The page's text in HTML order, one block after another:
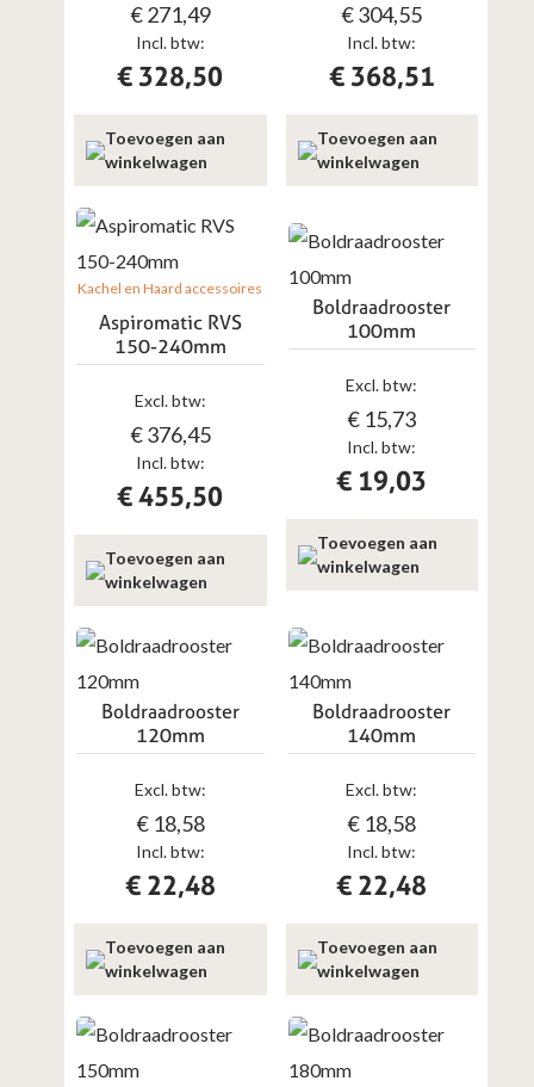
Incl. btw:
€ 328,50
€271,49
Toevoegen aan
winkelwagen
Incl. btw:
€368,51
€304,55
Toevoegen aan
winkelwagen
Kachel en Haard accessoires
Aspiromatic RVS
150-240mm
Incl. btw:
€455,50
Excl. btw:
€376,45
Toevoegen aan
winkelwagen
Boldraadrooster
100mm
Incl. btw:
€ 19,03
Excl. btw:
€ 15,73
Toevoegen aan
winkelwagen
Boldraadrooster
120mm
Incl. btw:
€22,48
Excl. btw:
€18,58
Toevoegen aan
winkelwagen
Boldraadrooster
140mm
Incl. btw:
€ 22,48
Excl. btw:
€ 18,58
Toevoegen aan
winkelwagen